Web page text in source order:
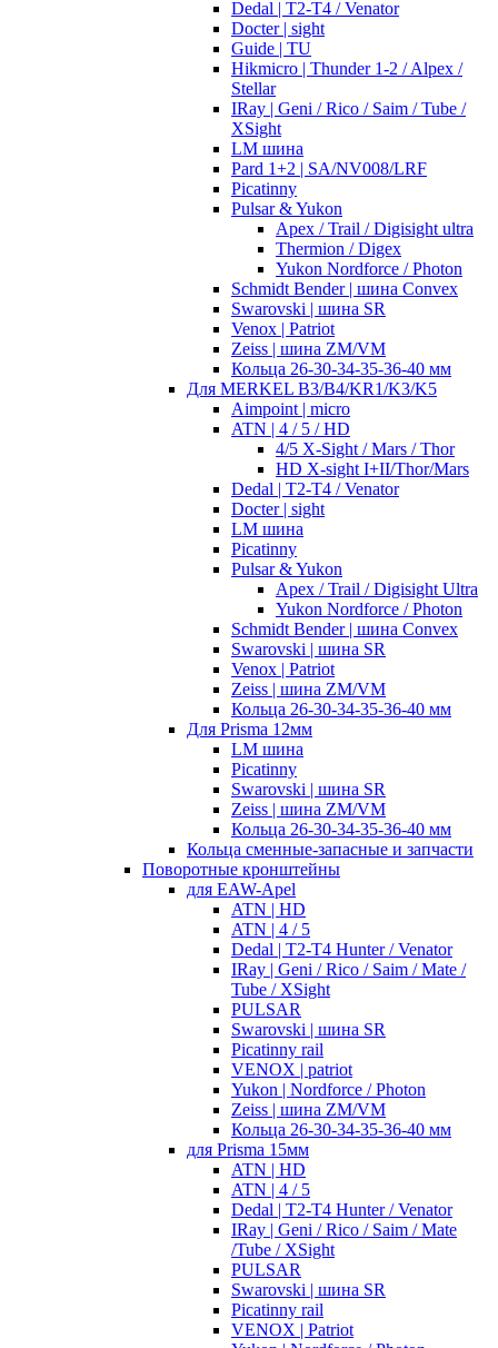
Dedal | T2-T4 / Venator
Docter | sight
Guide | TU
Hikmicro | Thunder 1-2 / Alpex /
Stellar
IRay | Geni / Rico / Saim / Tube /
XSight
LM шина
Pard 1+2 | SA/NV008/LRF
Picatinny
Pulsar & Yukon
Apex / Trail / Digisight ultra
Thermion / Digex
Yukon Nordforce / Photon
Schmidt Bender | шина Convex
Swarovski | шина SR
Venox | Patriot
Zeiss | шина ZM/VM
Кольца 26-30-34-35-36-40 мм
Для MERKEL B3/B4/KR1/K3/K5
Aimpoint | micro
ATN | 4 / 5 / HD
4/5 X-Sight / Mars / Thor
HD X-sight I+II/Thor/Mars
Dedal | T2-T4 / Venator
Docter | sight
LM шина
Picatinny
Pulsar & Yukon
Apex / Trail / Digisight Ultra
Yukon Nordforce / Photon
Schmidt Bender | шина Convex
Swarovski | шина SR
Venox | Patriot
Zeiss | шина ZM/VM
Кольца 26-30-34-35-36-40 мм
Для Prisma 12мм
LM шина
Picatinny
Swarovski | шина SR
Zeiss | шина ZM/VM
Кольца 26-30-34-35-36-40 мм
Кольца сменные-запасные и запчасти
Поворотные кронштейны
для EAW-Apel
ATN | HD
ATN | 4 / 5
Dedal | T2-T4 Hunter / Venator
IRay | Geni / Rico / Saim / Mate /
Tube / XSight
PULSAR
Swarovski | шина SR
Picatinny rail
VENOX | patriot
Yukon | Nordforce / Photon
Zeiss | шина ZM/VM
Кольца 26-30-34-35-36-40 мм
для Prisma 15мм
ATN | HD
ATN | 4 / 5
Dedal | T2-T4 Hunter / Venator
IRay | Geni / Rico / Saim / Mate
/Tube / XSight
PULSAR
Swarovski | шина SR
Picatinny rail
VENOX | Patriot